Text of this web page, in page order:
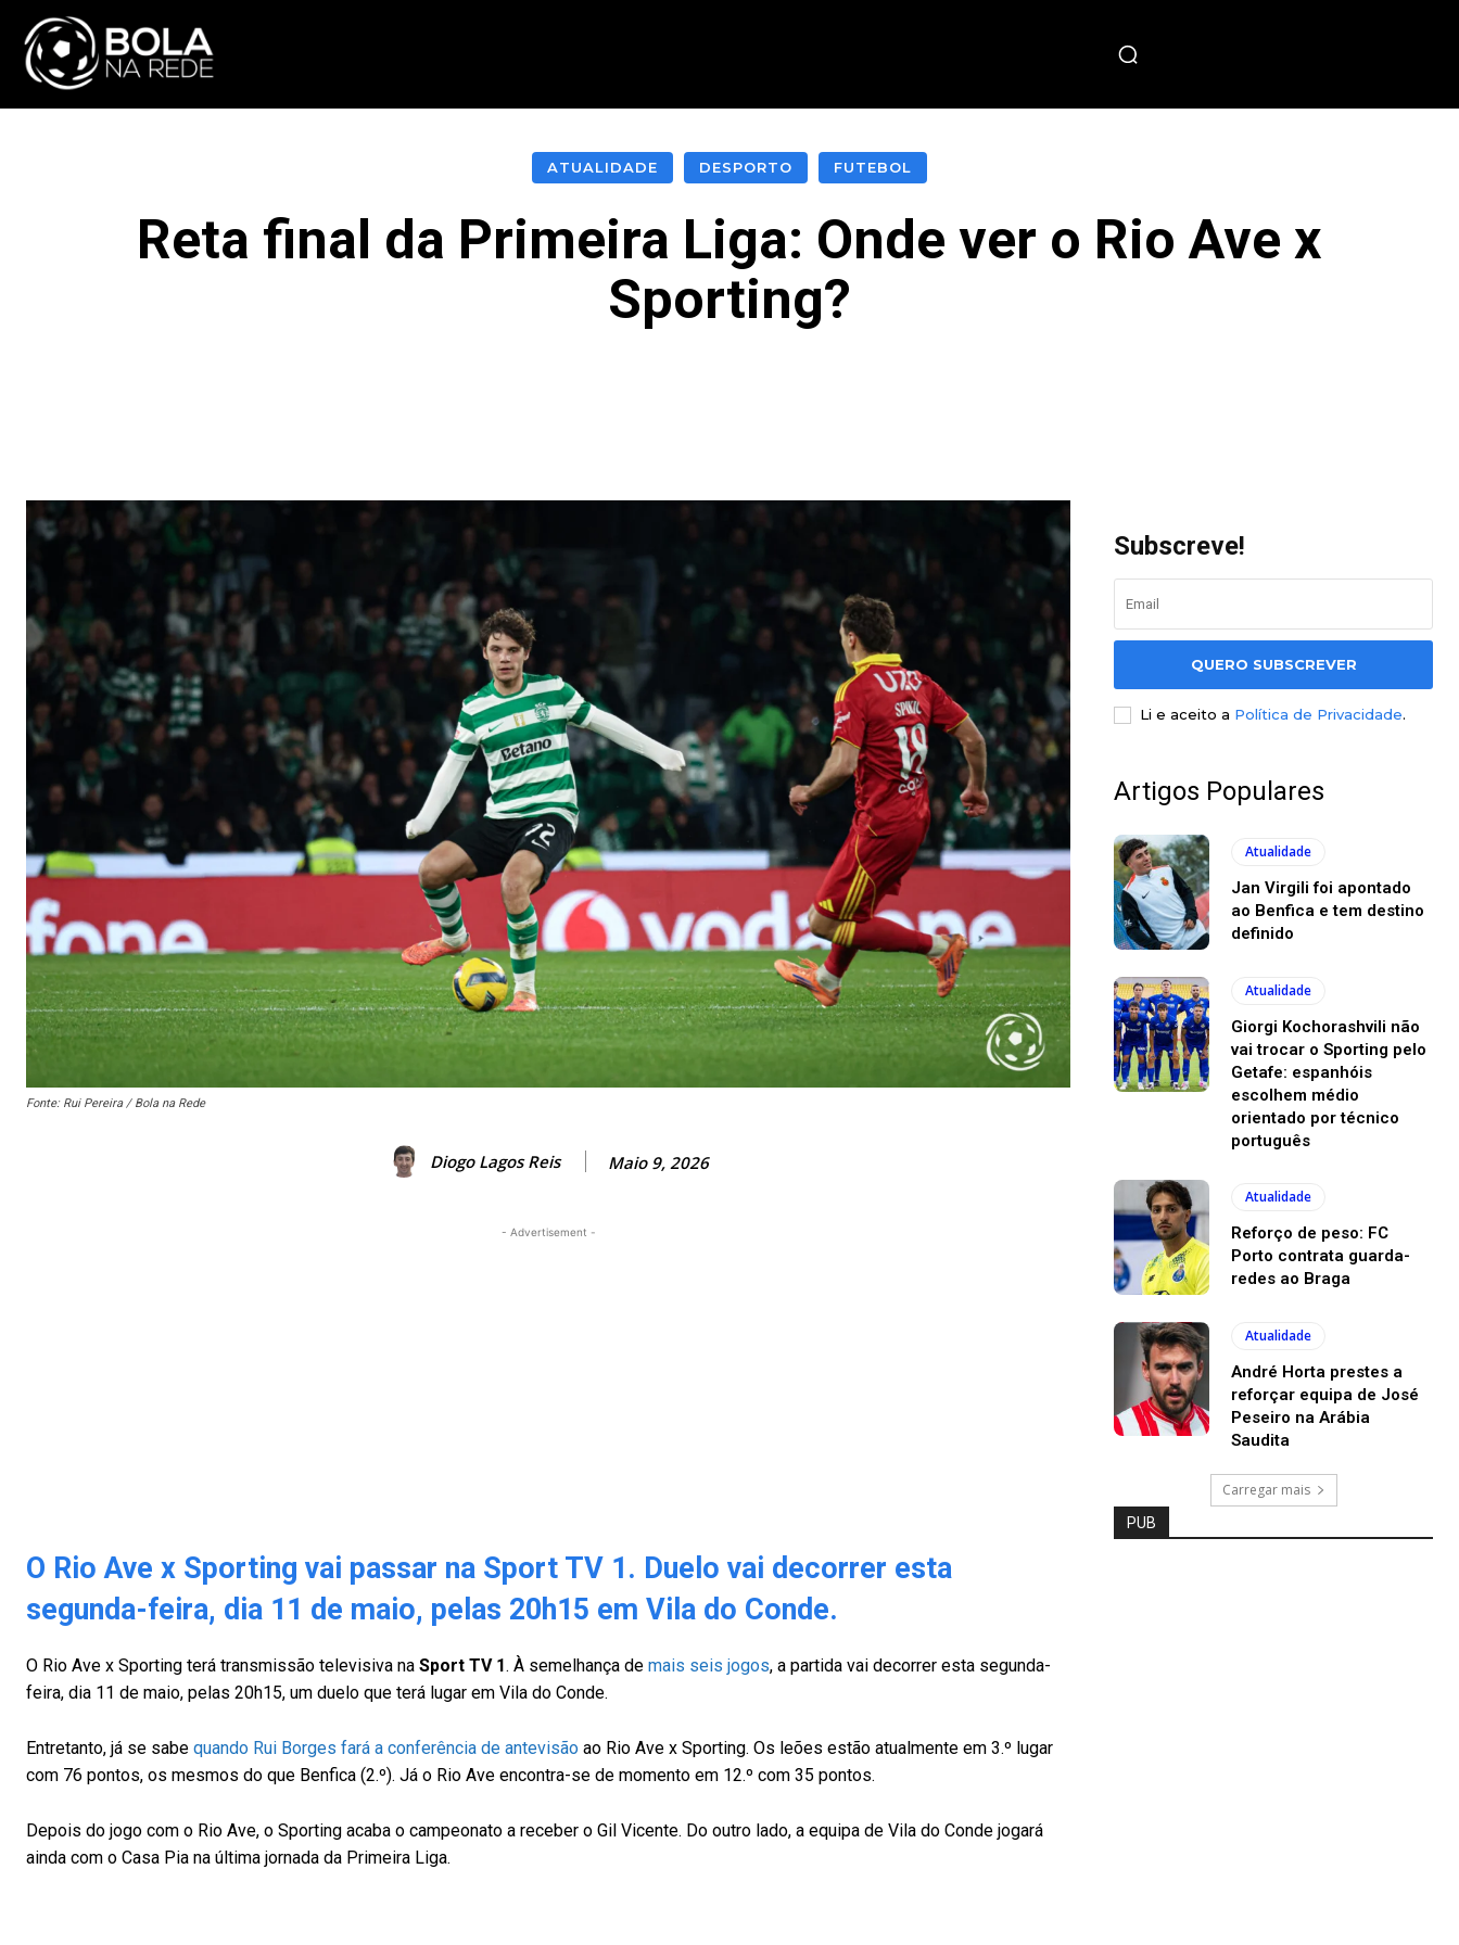
ATUALIDADE DESPORTO FUTEBOL
Reta final da Primeira Liga: Onde ver o Rio Ave x
Sporting?
Fonte: Rui Pereira / Bola na Rede
Diogo Lagos Reis Maio 9, 2026
- Advertisement -
O Rio Ave x Sporting vai passar na Sport TV 1. Duelo vai decorrer esta
segunda-feira, dia 11 de maio, pelas 20h15 em Vila do Conde.
O Rio Ave x Sporting terá transmissão televisiva na Sport TV 1. À semelhança de mais seis jogos, a partida vai decorrer esta segunda-
feira, dia 11 de maio, pelas 20h15, um duelo que terá lugar em Vila do Conde.
Entretanto, já se sabe quando Rui Borges fará a conferência de antevisão ao Rio Ave x Sporting. Os leões estão atualmente em 3.º lugar
com 76 pontos, os mesmos do que Benfica (2.º). Já o Rio Ave encontra-se de momento em 12.º com 35 pontos.
Depois do jogo com o Rio Ave, o Sporting acaba o campeonato a receber o Gil Vicente. Do outro lado, a equipa de Vila do Conde jogará
ainda com o Casa Pia na última jornada da Primeira Liga.
Subscreve!
QUERO SUBSCREVER
Li e aceito a Política de Privacidade.
Artigos Populares
Atualidade
Jan Virgili foi apontado
ao Benfica e tem destino
definido
Atualidade
Giorgi Kochorashvili não
vai trocar o Sporting pelo
Getafe: espanhóis
escolhem médio
orientado por técnico
português
Atualidade
Reforço de peso: FC
Porto contrata guarda-
redes ao Braga
Atualidade
André Horta prestes a
reforçar equipa de José
Peseiro na Arábia
Saudita
Carregar mais
PUB